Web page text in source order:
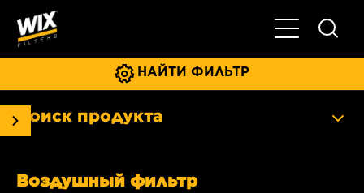
Главное
НАЙТИ ФИЛЬТР
Поиск продукта
Воздушный фильтр